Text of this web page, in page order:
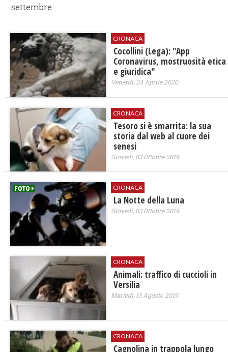
settembre
CRONACA
Cocollini (Lega): "App
Coronavirus, mostruosità etica
e giuridica"
Venerdì, 24 Aprile 2020
CRONACA
Tesoro si è smarrita: la sua
storia dal web al cuore dei
senesi
Giovedì, 03 Ottobre 2019
CRONACA
La Notte della Luna
Giovedì, 03 Ottobre 2019
CRONACA
Animali: traffico di cuccioli in
Versilia
Martedì, 13 Agosto 2019
CRONACA
Cagnolina in trappola lungo